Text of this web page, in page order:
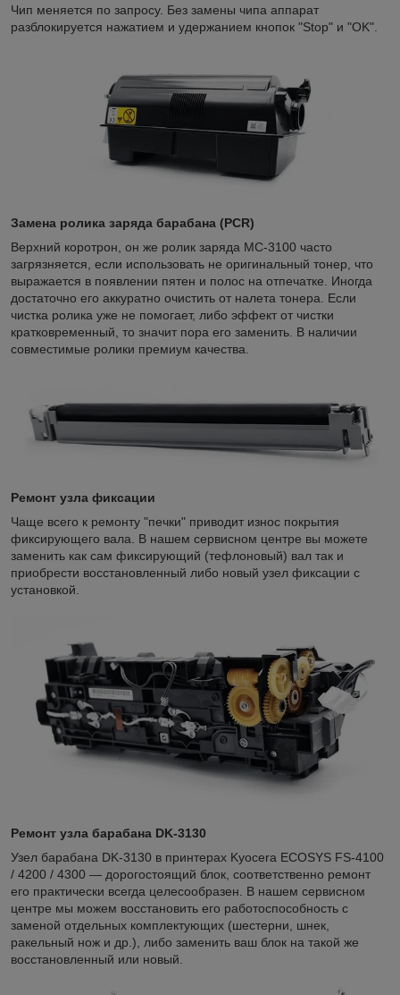
Чип меняется по запросу. Без замены чипа аппарат
разблокируется нажатием и удержанием кнопок "Stop" и "OK".
Замена ролика заряда барабана (PCR)
Верхний коротрон, он же ролик заряда MC-3100 часто
загрязняется, если использовать не оригинальный тонер, что
выражается в появлении пятен и полос на отпечатке. Иногда
достаточно его аккуратно очистить от налета тонера. Если
чистка ролика уже не помогает, либо эффект от чистки
кратковременный, то значит пора его заменить. В наличии
совместимые ролики премиум качества.
Ремонт узла фиксации
Чаще всего к ремонту "печки" приводит износ покрытия
фиксирующего вала. В нашем сервисном центре вы можете
заменить как сам фиксирующий (тефлоновый) вал так и
приобрести восстановленный либо новый узел фиксации с
установкой.
Ремонт узла барабана DK-3130
Узел барабана DK-3130 в принтерах Kyocera ECOSYS FS-4100
/ 4200 / 4300 ― дорогостоящий блок, соответственно ремонт
его практически всегда целесообразен. В нашем сервисном
центре мы можем восстановить его работоспособность с
заменой отдельных комплектующих (шестерни, шнек,
ракельный нож и др.), либо заменить ваш блок на такой же
восстановленный или новый.